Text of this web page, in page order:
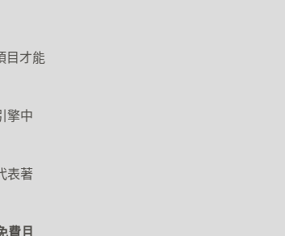
目才能
擎中
表著
費且